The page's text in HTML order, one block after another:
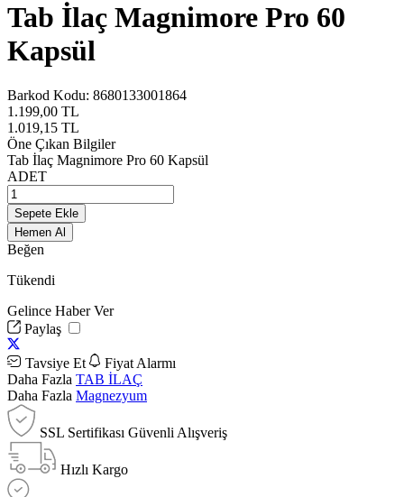
Tab İlaç Magnimore Pro 60
Kapsül
Barkod Kodu: 8680133001864
1.199,00 TL
1.019,15 TL
Öne Çıkan Bilgiler
Tab İlaç Magnimore Pro 60 Kapsül
ADET
Sepete Ekle
Hemen Al
Beğen
Tükendi
Gelince Haber Ver
Paylaş
Tavsiye Et
Fiyat Alarmı
Daha Fazla TAB İLAÇ
Daha Fazla Magnezyum
SSL Sertifikası Güvenli Alışveriş
Hızlı Kargo